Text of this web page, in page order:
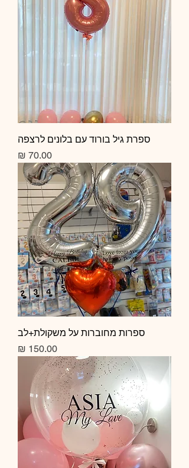
ספרת גיל בורוד עם בלונים לרצפה
מחיר
ספרות מחוברות על משקולת+לב
מחיר